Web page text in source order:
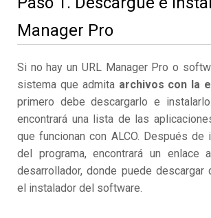
Manager Pro
Si no hay un URL Manager Pro o
sistema que admita archivos con la
primero debe descargarlo e
encontrará una lista de las
que funcionan con ALCO. Después de
del programa, encontrará un
desarrollador, donde puede descargar
el instalador del software.